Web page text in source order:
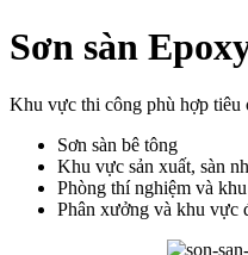
Sơn sàn
Khu vực thi công phù hợp tiêu
Sơn sàn bê tông
Khu vực sản xuất, sàn
Phòng thí nghiệm và
Phân xưởng và khu vực